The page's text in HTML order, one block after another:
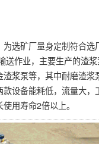
选矿厂量身定制符合选
送作业，主要生产的渣
浆泵等，其中耐磨渣浆
设备能耗低，流量大，
用寿命2倍以上。